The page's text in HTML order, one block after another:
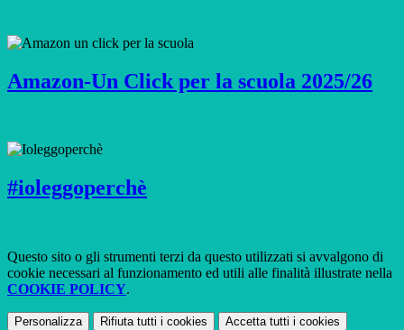
Amazon-Un Click per la scuola 2025/26
#ioleggoperchè
Questo sito o gli strumenti terzi da questo utilizzati si avvalgono di
cookie necessari al funzionamento ed utili alle finalità illustrate nella
COOKIE POLICY.
Personalizza Rifiuta tutti i cookies Accetta tutti i cookies